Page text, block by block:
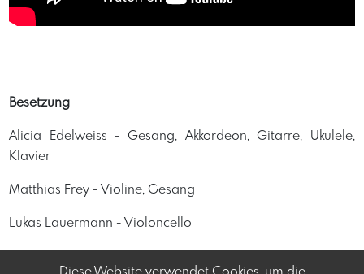
Besetzung
Alicia Edelweiss - Gesang, Akkordeon, Gitarre, Ukulele,
Klavier
Matthias Frey - Violine, Gesang
Lukas Lauermann - Violoncello